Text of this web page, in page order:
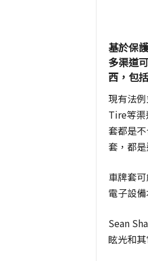
基於保
多渠道
西，包
現有法
Tire等渠
套都是
套，都是
車牌套
電子設
Sean
眩光和